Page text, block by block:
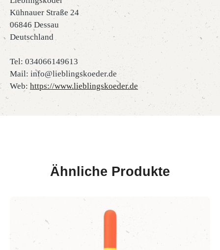
Kühnauer Straße 24
06846 Dessau
Deutschland
Tel: 034066149613
Mail: info@lieblingskoeder.de
Web: https://www.lieblingskoeder.de
Ähnliche Produkte
Produktgalerie überspringen